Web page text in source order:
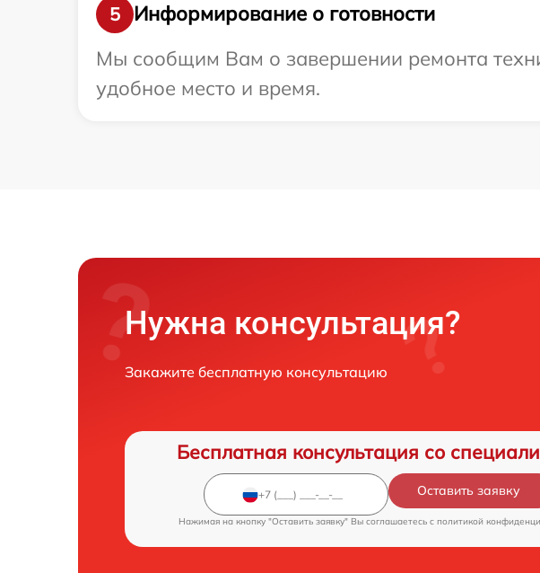
5
Информирование о готовности
Мы сообщим Вам о завершении ремонта
удобное место и время.
Нужна консультация?
Закажите бесплатную консультацию
Бесплатная консультация со
Оставить заявку
Нажимая на кнопку "Оставить заявку" Вы соглашаетесь c политикой